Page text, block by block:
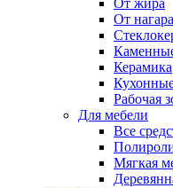
От жира
От нагара
Керамика
Рабочая
Для мебели
Все
Мягкая